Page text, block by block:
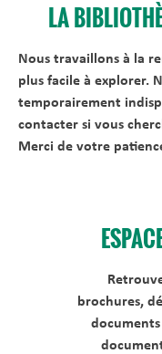
LA
Nous travaillons à la
plus facile à explorer.
temporairement
contacter si vous
Merci de votre
brochures,
documents